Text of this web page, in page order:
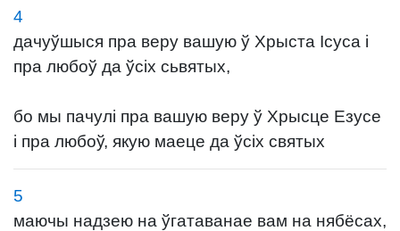
4
дачуўшыся пра веру вашую ў Хрыста Ісуса і
пра любоў да ўсіх сьвятых,
бо мы пачулі пра вашую веру ў Хрысце Езусе
і пра любоў, якую маеце да ўсіх святых
5
маючы надзею на ўгатаванае вам на нябёсах,